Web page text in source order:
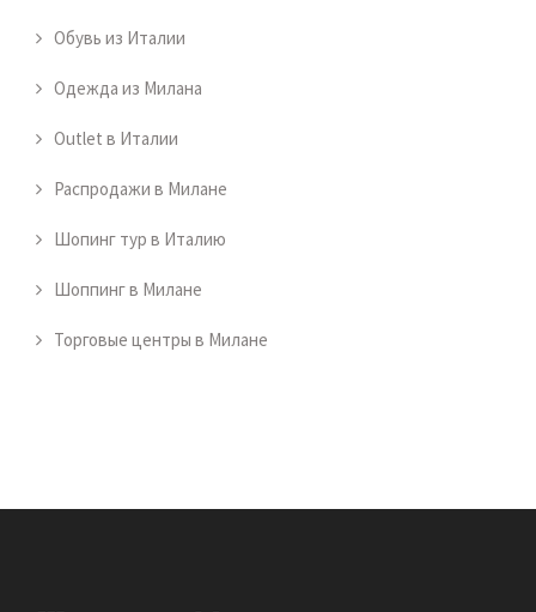
Обувь из Италии
Одежда из Милана
Outlet в Италии
Распродажи в Милане
Шопинг тур в Италию
Шоппинг в Милане
Торговые центры в Милане